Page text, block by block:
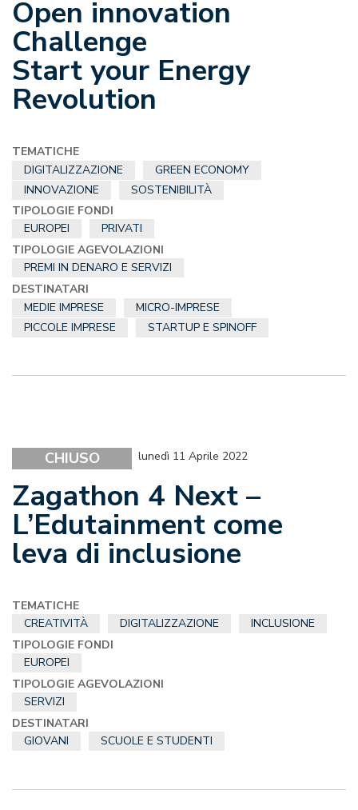
Open innovation
Challenge
Start your Energy
Revolution
TEMATICHE
DIGITALIZZAZIONE
GREEN ECONOMY
INNOVAZIONE
SOSTENIBILITÀ
TIPOLOGIE FONDI
EUROPEI
PRIVATI
TIPOLOGIE AGEVOLAZIONI
PREMI IN DENARO E SERVIZI
DESTINATARI
MEDIE IMPRESE
MICRO-IMPRESE
PICCOLE IMPRESE
STARTUP E SPINOFF
CHIUSO lunedì 11 Aprile 2022
Zagathon 4 Next –
L’Edutainment come
leva di inclusione
TEMATICHE
CREATIVITÀ
DIGITALIZZAZIONE
INCLUSIONE
TIPOLOGIE FONDI
EUROPEI
TIPOLOGIE AGEVOLAZIONI
SERVIZI
DESTINATARI
GIOVANI
SCUOLE E STUDENTI